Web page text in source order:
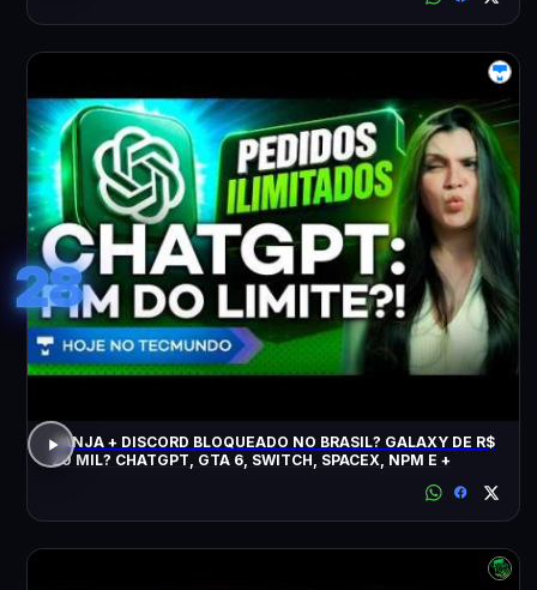
28
JANJA + DISCORD BLOQUEADO NO BRASIL? GALAXY DE R$
20 MIL? CHATGPT, GTA 6, SWITCH, SPACEX, NPM E +